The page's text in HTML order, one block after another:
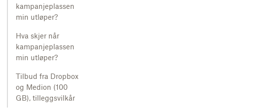
kampanjeplassen
min utløper?
Hva skjer når
kampanjeplassen
min utløper?
Tilbud fra Dropbox
og Medion (100
GB), tilleggsvilkår